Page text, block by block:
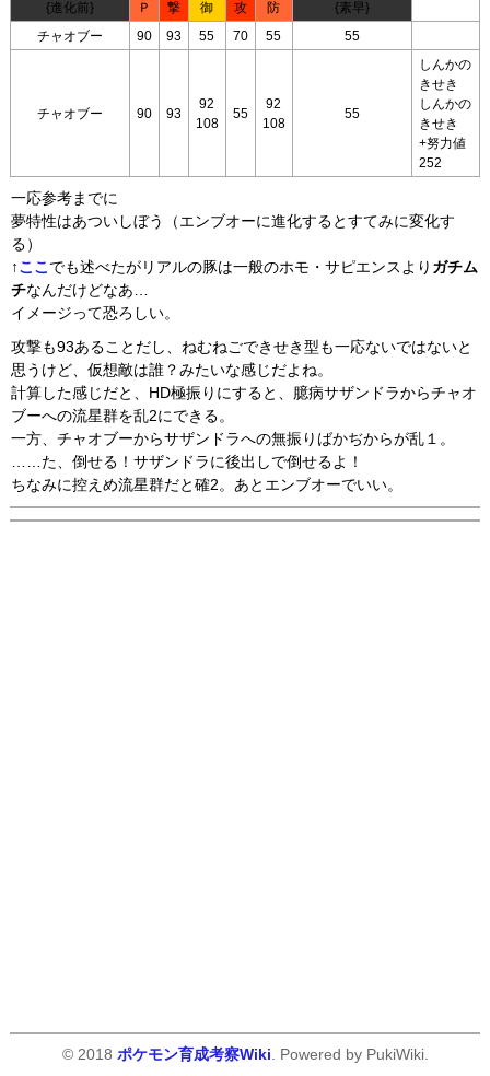
{進化前}
Ｐ
撃
御
攻
防
{素早}
チャオブー 90 93 55 70 55 55
チャオブー 90 93
92
108
55
92
108
55
しんかの
きせき
しんかの
きせき
+努力値
252
一応参考までに
夢特性はあついしぼう（エンブオーに進化するとすてみに変化す
る）
↑ ここ でも述べたがリアルの豚は一般のホモ・サピエンスより ガチム
チなんだけどなあ…
イメージって恐ろしい。
攻撃も93あることだし、ねむねごできせき型も一応ないではないと
思うけど、仮想敵は誰？みたいな感じだよね。
計算した感じだと、HD極振りにすると、臆病サザンドラからチャオ
ブーへの流星群を乱2にできる。
一方、チャオブーからサザンドラへの無振りばかぢからが乱１。
……た、倒せる！サザンドラに後出しで倒せるよ！
ちなみに控えめ流星群だと確2。あとエンブオーでいい。
© 2018 ポケモン育成考察Wiki . Powered by PukiWiki.